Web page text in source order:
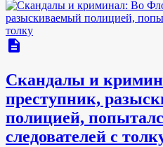
description
Скандалы и
преступник,
полицией,
следователей с